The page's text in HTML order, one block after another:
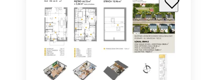
Rezerwacja